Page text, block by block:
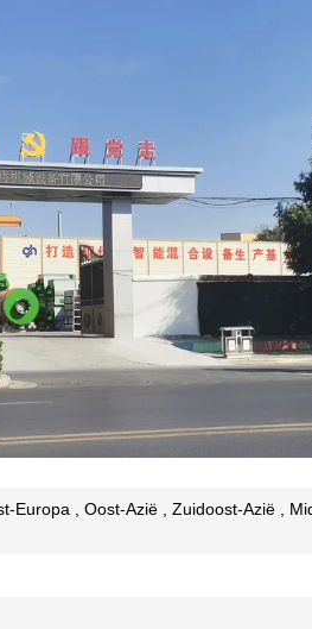
Europa , Oost-Azië , Zuidoost-Azië ,